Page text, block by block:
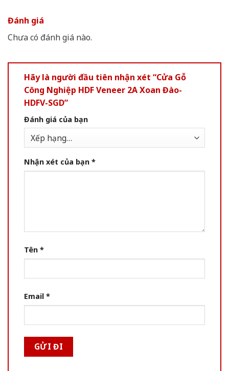
Đánh giá
Chưa có đánh giá nào.
Hãy là người đầu tiên nhận xét “Cửa Gỗ
Công Nghiệp HDF Veneer 2A Xoan Đào-
HDFV-SGD”
Đánh giá của bạn
Nhận xét của bạn *
Tên *
Email *